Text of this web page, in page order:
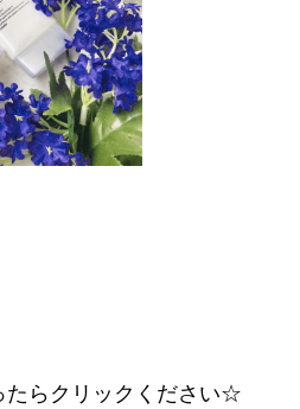
らクリックください☆